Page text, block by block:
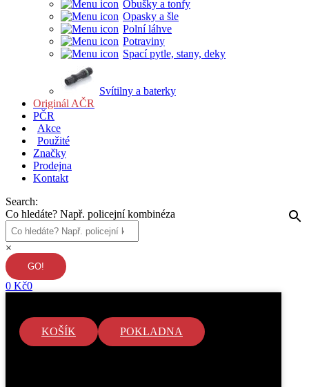
Obušky a tonfy
Opasky a šle
Polní láhve
Potraviny
Spací pytle, stany, deky
Svítilny a baterky
Originál AČR
PČR
Akce
Použité
Značky
Prodejna
Kontakt
Search:
Co hledáte? Např. policejní kombinéza
×
0 Kč0
KOŠÍK POKLADNA